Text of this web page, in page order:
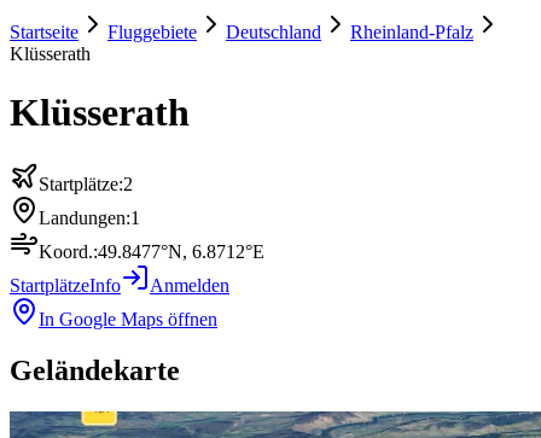
Startseite Fluggebiete Deutschland
Rheinland-Pfalz
Klüsserath
Klüsserath
Startplätze:2
Landungen:1
Koord.:49.8477°N, 6.8712°E
StartplätzeInfo
Anmelden
In Google Maps öffnen
Geländekarte